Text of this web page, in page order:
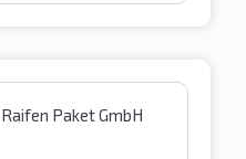
Paket GmbH